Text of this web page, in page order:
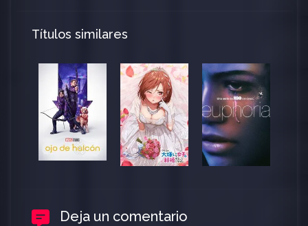
Títulos similares
Deja un comentario